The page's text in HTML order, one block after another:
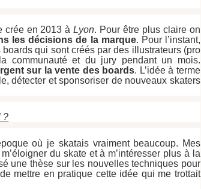
crée en 2013 à Lyon. Pour être plus claire on
les décisions de la marque. Pour l’instant,
qui sont créés par des illustrateurs (pro
sur la vente des boards. L’idée à terme
détecter et sponsoriser de nouveaux skaters
?
où je skatais vraiment beaucoup. Mes
du skate et à m’intéresser plus à la
une thèse sur les nouvelles techniques pour
mettre en pratique cette idée qui me trottait